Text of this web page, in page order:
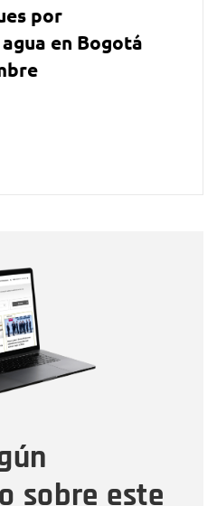
por
en Bogotá
sobre este